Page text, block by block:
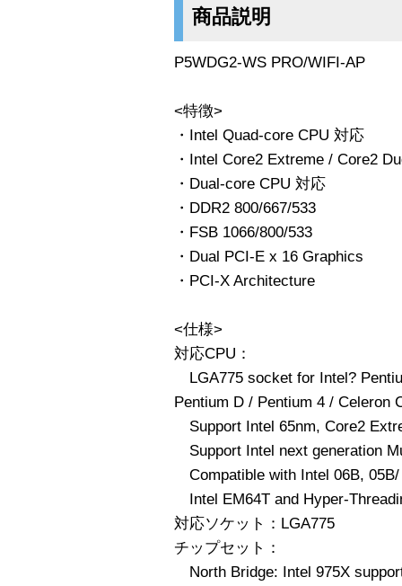
商品説明
P5WDG2-WS PRO/WIFI-AP
<特徴>
・Intel Quad-core CPU 対応
・Intel Core2 Extreme / Core2
・Dual-core CPU 対応
・DDR2 800/667/533
・FSB 1066/800/533
・Dual PCI-E x 16 Graphics
・PCI-X Architecture
<仕様>
対応CPU：
LGA775 socket for Intel?
Pentium D / Pentium 4 / Celeron
Support Intel 65nm, Core2
Support Intel next generation
Compatible with Intel 06B,
Intel EM64T and Hyper-
対応ソケット：LGA775
チップセット：
North Bridge: Intel 975X